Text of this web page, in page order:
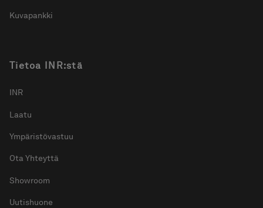
Kuvapankki
Tietoa INR:stä
INR
Laatu
Ympäristövastuu
Ota Yhteyttä
Showroom
Uutishuone